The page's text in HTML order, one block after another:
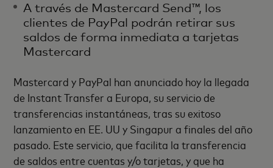
A través de Mastercard Send™, los
clientes de PayPal podrán retirar sus
saldos de forma inmediata a tarjetas
Mastercard
Mastercard y PayPal han anunciado hoy la llegada
de Instant Transfer a Europa, su servicio de
transferencias instantáneas, tras su exitoso
lanzamiento en EE. UU y Singapur a finales del año
pasado. Este servicio, que facilita la transferencia
de saldos entre cuentas y/o tarjetas, y que ha